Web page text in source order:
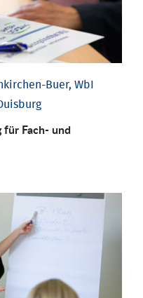
Buer, WbI
Fach-­ und